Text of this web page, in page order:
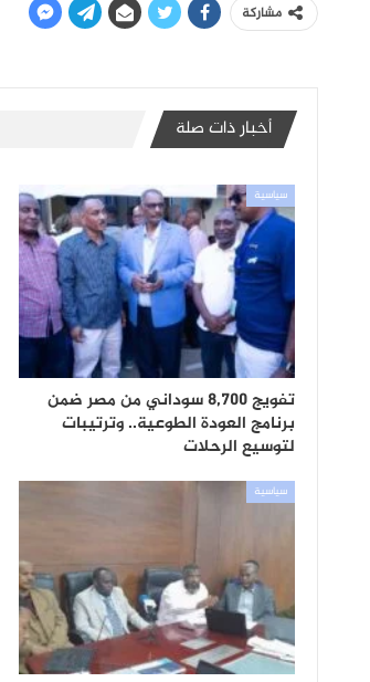
مشاركة
أخبار ذات صلة
سياسية
تفويج 8,700 سوداني من مصر ضمن
برنامج العودة الطوعية.. وترتيبات
لتوسيع الرحلات
سياسية